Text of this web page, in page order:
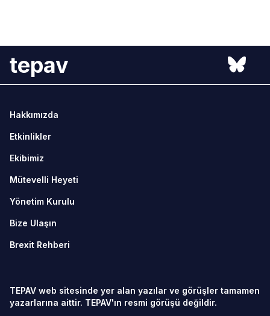
tepav
Hakkımızda
Etkinlikler
Ekibimiz
Mütevelli Heyeti
Yönetim Kurulu
Bize Ulaşın
Brexit Rehberi
TEPAV web sitesinde yer alan yazılar ve görüşler tamamen
yazarlarına aittir. TEPAV'ın resmi görüşü değildir.